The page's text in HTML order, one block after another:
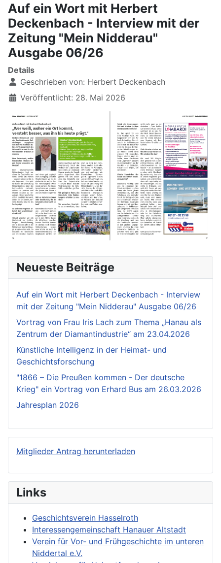
Auf ein Wort mit Herbert
Deckenbach - Interview mit der
Zeitung "Mein Nidderau"
Ausgabe 06/26
Details
Geschrieben von: Herbert Deckenbach
Veröffentlicht: 28. Mai 2026
Neueste Beiträge
Auf ein Wort mit Herbert Deckenbach - Interview
mit der Zeitung "Mein Nidderau" Ausgabe 06/26
Vortrag von Frau Iris Lach zum Thema „Hanau als
Zentrum der Diamantindustrie“ am 23.04.2026
Künstliche Intelligenz in der Heimat- und
Geschichtsforschung
"1866 – Die Preußen kommen - Der deutsche
Krieg" ein Vortrag von Erhard Bus am 26.03.2026
Jahresplan 2026
Mitglieder Antrag herunterladen
Links
Geschichtsverein Hasselroth
Interessengemeinschaft Hanauer Altstadt
Verein für Vor- und Frühgeschichte im unteren
Niddertal e.V.